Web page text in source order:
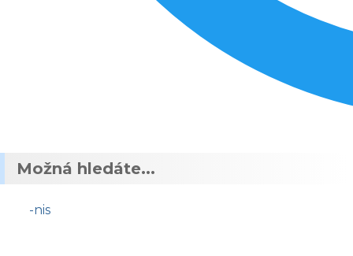
Možná hledáte...
-nis